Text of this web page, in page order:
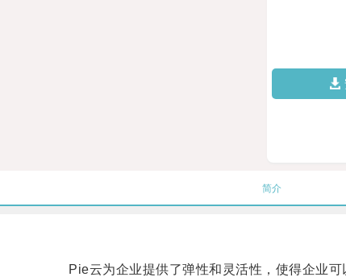
简介
Pie云为企业提供了弹性和灵活性，使得企业可